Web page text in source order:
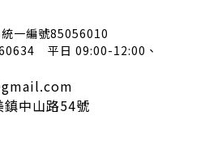
一編號85056010
平日 09:00-12:00、
中山路54號